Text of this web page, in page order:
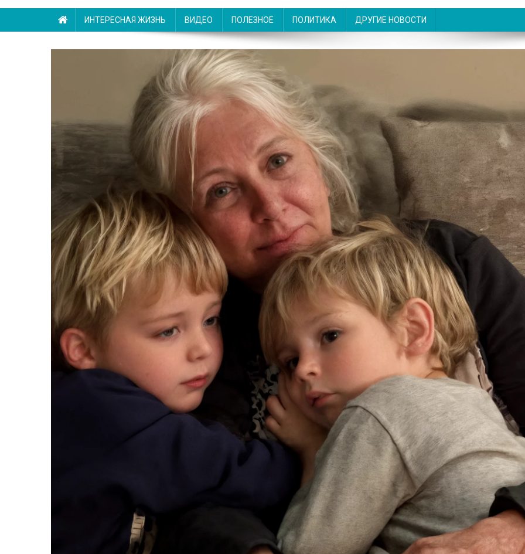
ИНТЕРЕСНАЯ ЖИЗНЬ ВИДЕО ПОЛЕЗНОЕ ПОЛИТИКА ДРУГИЕ НОВОСТИ